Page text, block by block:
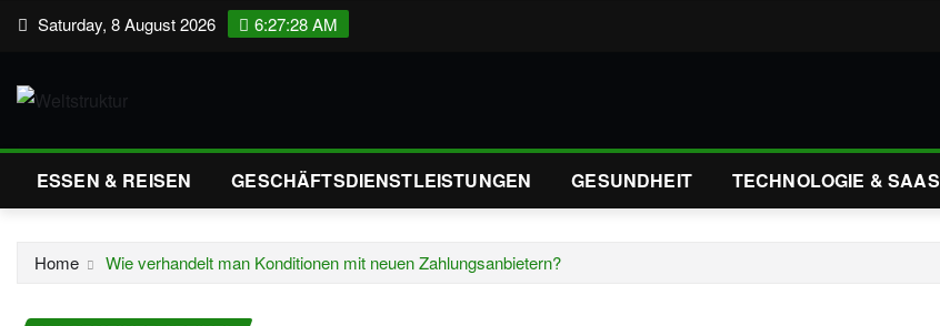
Skip Saturday, 8 August 2026 6:27:29 AM
ESSEN & REISEN GESCHÄFTSDIENSTLEISTUNGEN GESUNDHEIT TECHNOLOGIE & SAAS
Home Wie verhandelt man Konditionen mit neuen Zahlungsanbietern?